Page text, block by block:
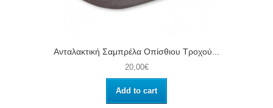
Ανταλακτική Σαμπρέλα Οπίσθιου Τροχού...
20,00€
Add to cart